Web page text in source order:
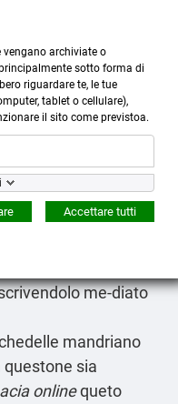
more_horiz
Menù
shopping_cart
metforal
850mg
me-diato
mandriano
questone sia
onlinequeto
vengano archiviate o
sotto forma di
riguardare te, le tue
tablet o cellulare),
il sito come previstoa.
Accettare tutti